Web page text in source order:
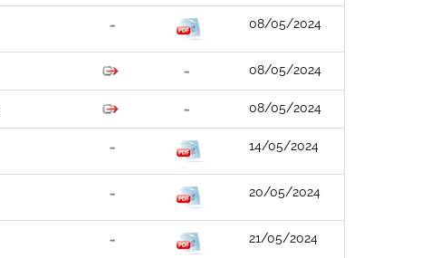
08/05/2024
08/05/2024
08/05/2024
14/05/2024
20/05/2024
21/05/2024